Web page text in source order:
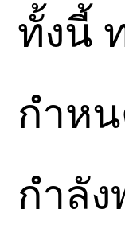
ทั้งนี้
กำห
กำลั